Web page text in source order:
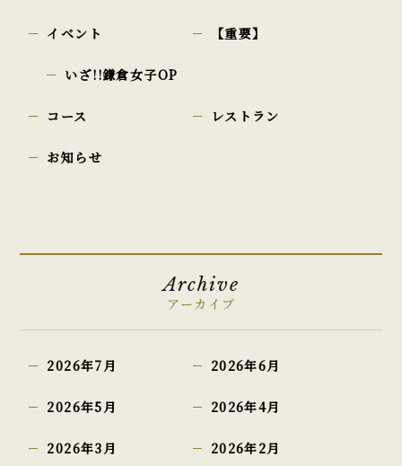
イベント
いざ!!鎌倉女子OP
【重要】
コース レストラン
お知らせ
Archive
アーカイブ
2026年7月 2026年6月
2026年5月 2026年4月
2026年3月 2026年2月